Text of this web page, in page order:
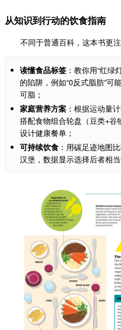
从知识到行动的饮食指南
不同于普通百科，这本书更
读懂食品标签 ：教你用“红绿
的陷阱，例如“0反式脂肪”可
可脂；
家庭营养方案 ：根据运动量
搭配食物组合轮盘（豆类+谷
设计健康餐单；
可持续饮食 ：用碳足迹地图
汉堡，数据显示选择后者相当